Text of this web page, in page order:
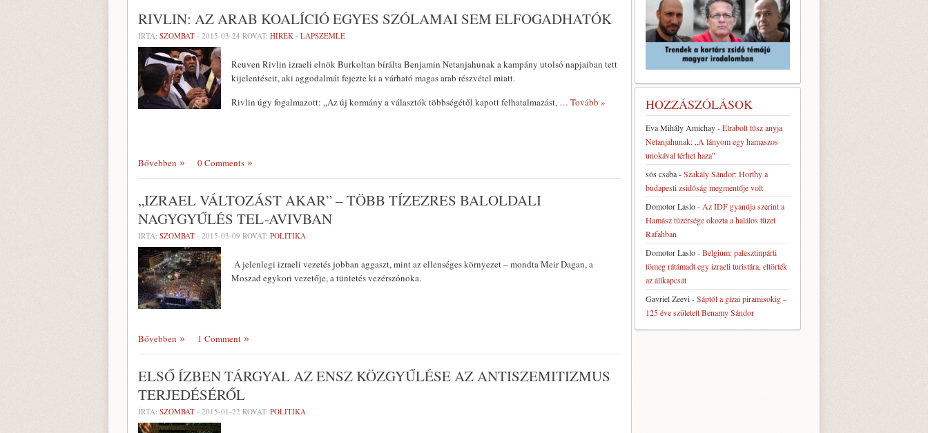
RIVLIN: AZ ARAB KOALÍCIÓ EGYES SZÓLAMAI SEM ELFOGADHATÓK
ÍRTA: SZOMBAT - 2015-03-24 ROVAT: HÍREK - LAPSZEMLE
Reuven Rivlin izraeli elnök Burkoltan bírálta Benjamin Netanjahunak a kampány utolsó napjaiban tett
kijelentéseit, aki aggodalmát fejezte ki a várható magas arab részvétel miatt.
Rivlin úgy fogalmazott: „Az új kormány a választók többségétől kapott felhatalmazást, … Tovább »
Bővebben 0 Comments
„IZRAEL VÁLTOZÁST AKAR” – TÖBB TÍZEZRES BALOLDALI
NAGYGYŰLÉS TEL-AVIVBAN
ÍRTA: SZOMBAT - 2015-03-09 ROVAT: POLITIKA
A jelenlegi izraeli vezetés jobban aggaszt, mint az ellenséges környezet – mondta Meir Dagan, a
Moszad egykori vezetője, a tüntetés vezérszónoka.
Bővebben 1 Comment
ELSŐ ÍZBEN TÁRGYAL AZ ENSZ KÖZGYŰLÉSE AZ ANTISZEMITIZMUS
TERJEDÉSÉRŐL
ÍRTA: SZOMBAT - 2015-01-22 ROVAT: POLITIKA
HOZZÁSZÓLÁSOK
Eva Mihály Amichay-Elrabolt túsz anyja
Netanjahunak: „A lányom egy hamaszos
unokával térhet haza”
sós csaba-Szakály Sándor: Horthy a
budapesti zsidóság megmentője volt
Domotor Laslo- Az IDF gyanúja szerint a
Hamász tüzérsége okozta a halálos tüzet
Rafahban
Domotor Laslo-Belgium: palesztinpárti
tömeg rátámadt egy izraeli turistára, eltörték
az állkapcsát
Gavriel Zeevi-Sáptól a gízai piramisokig –
125 éve született Benamy Sándor